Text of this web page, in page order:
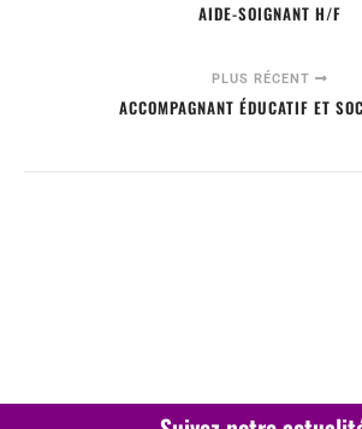
AIDE-SOIGNANT H/F
PLUS RÉCENT
ACCOMPAGNANT ÉDUCATIF ET